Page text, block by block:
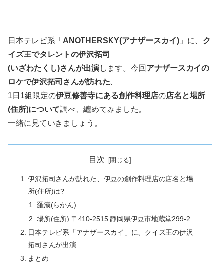
日本テレビ系「 ANOTHERSKY(アナザースカイ) 」に、 ク
イズ王でタレントの伊沢拓司
(いざわたくし)さんが出演します。今回 アナザースカイの
ロケで伊沢拓司さんが訪れた
1日1組限定の伊豆修善寺にある創作料理店の店名と場所
(住所)について調べ、纏めてみました。
一緒に見ていきましょう。
目次
伊沢拓司さんが訪れた、伊豆の創作料理店の店名と場
所(住所)は?
羅漢(らかん)
場所(住所):〒410-2515 静岡県伊豆市地蔵堂299-2
日本テレビ系「アナザースカイ」に、クイズ王の伊沢
拓司さんが出演
まとめ